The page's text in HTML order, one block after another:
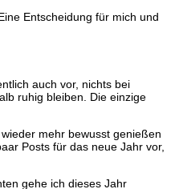
Entscheidung für mich und
auch vor, nichts bei
ruhig bleiben. Die einzige
mehr bewusst genießen
Posts für das neue Jahr vor,
gehe ich dieses Jahr